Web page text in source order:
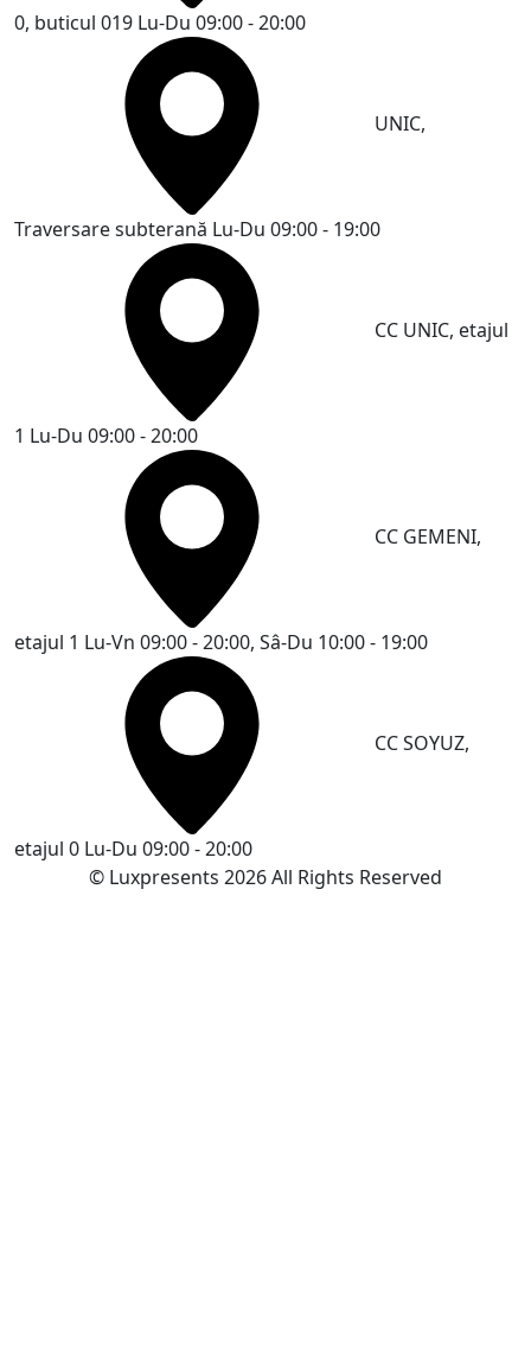
0, buticul 019 Lu-Du 09:00 - 20:00
UNIC,
Traversare subterană Lu-Du 09:00 - 19:00
CC UNIC, etajul
1 Lu-Du 09:00 - 20:00
CC GEMENI,
etajul 1 Lu-Vn 09:00 - 20:00, Sâ-Du 10:00 - 19:00
CC SOYUZ,
etajul 0 Lu-Du 09:00 - 20:00
© Luxpresents 2026 All Rights Reserved